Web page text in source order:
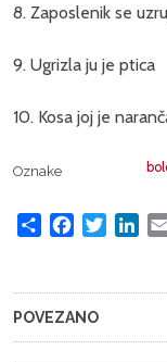
8. Zaposlenik se
9. Ugrizla ju je ptica
10. Kosa joj je
Oznake
Share FacebookTwitter
POVEZANO